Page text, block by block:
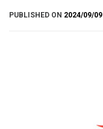
PUBLISHED ON 2024/09/09